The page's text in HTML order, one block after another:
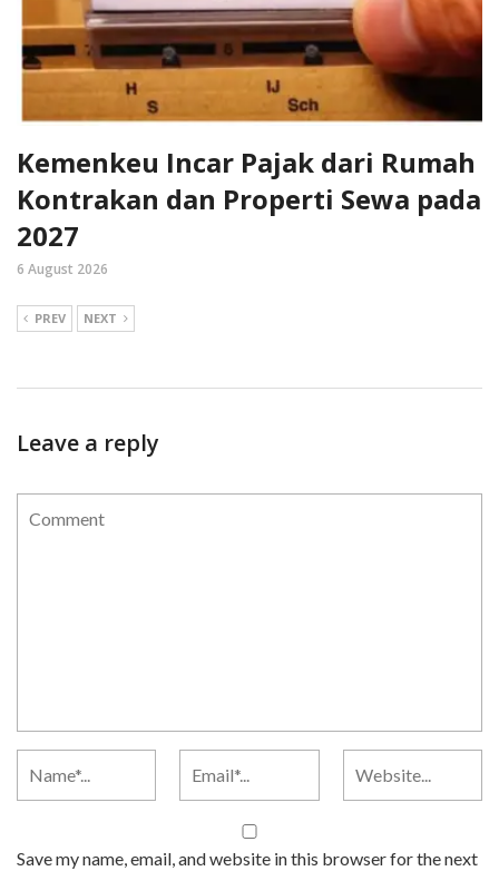
Kemenkeu Incar Pajak dari Rumah
Kontrakan dan Properti Sewa pada
2027
6 August 2026
PREV NEXT
Leave a reply
Save my name, email, and website in this browser for the next